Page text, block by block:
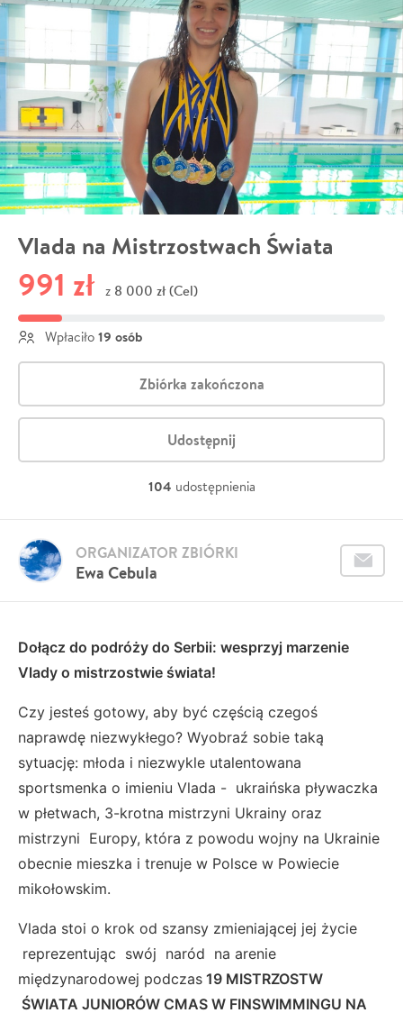
Vlada na Mistrzostwach Świata
991 zł z 8 000 zł (Cel)
Wpłaciło 19 osób
Zbiórka zakończona
Udostępnij
104 udostępnienia
Ewa Cebula
ORGANIZATOR ZBIÓRKI
Dołącz do podróży do Serbii: wesprzyj marzenie
Vlady o mistrzostwie świata!
Czy jesteś gotowy, aby być częścią czegoś
naprawdę niezwykłego? Wyobraź sobie taką
sytuację: młoda i niezwykle utalentowana
sportsmenka o imieniu Vlada - ukraińska pływaczka
w płetwach, 3-krotna mistrzyni Ukrainy oraz
mistrzyni Europy, która z powodu wojny na Ukrainie
obecnie mieszka i trenuje w Polsce w Powiecie
mikołowskim.
Vlada stoi o krok od szansy zmieniającej jej życie
reprezentując swój naród na arenie
międzynarodowej podczas 19 MISTRZOSTW
ŚWIATA JUNIORÓW CMAS W FINSWIMMINGU NA